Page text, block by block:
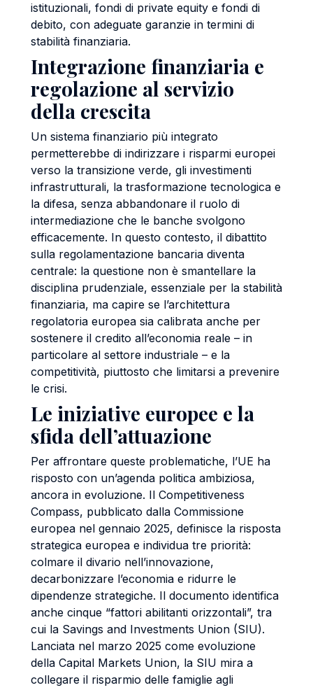
istituzionali, fondi di private equity e fondi di
debito, con adeguate garanzie in termini di
stabilità finanziaria.
Integrazione finanziaria e
regolazione al servizio
della crescita
Un sistema finanziario più integrato
permetterebbe di indirizzare i risparmi europei
verso la transizione verde, gli investimenti
infrastrutturali, la trasformazione tecnologica e
la difesa, senza abbandonare il ruolo di
intermediazione che le banche svolgono
efficacemente. In questo contesto, il dibattito
sulla regolamentazione bancaria diventa
centrale: la questione non è smantellare la
disciplina prudenziale, essenziale per la stabilità
finanziaria, ma capire se l’architettura
regolatoria europea sia calibrata anche per
sostenere il credito all’economia reale – in
particolare al settore industriale – e la
competitività, piuttosto che limitarsi a prevenire
le crisi.
Le iniziative europee e la
sfida dell’attuazione
Per affrontare queste problematiche, l’UE ha
risposto con un’agenda politica ambiziosa,
ancora in evoluzione. Il Competitiveness
Compass, pubblicato dalla Commissione
europea nel gennaio 2025, definisce la risposta
strategica europea e individua tre priorità:
colmare il divario nell’innovazione,
decarbonizzare l’economia e ridurre le
dipendenze strategiche. Il documento identifica
anche cinque “fattori abilitanti orizzontali”, tra
cui la Savings and Investments Union (SIU).
Lanciata nel marzo 2025 come evoluzione
della Capital Markets Union, la SIU mira a
collegare il risparmio delle famiglie agli